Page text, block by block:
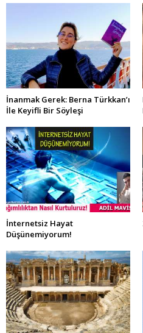
İnanmak Gerek: Berna Türkkan’ı
İle Keyifli Bir Söyleşi
İnternetsiz Hayat
Düşünemiyorum!